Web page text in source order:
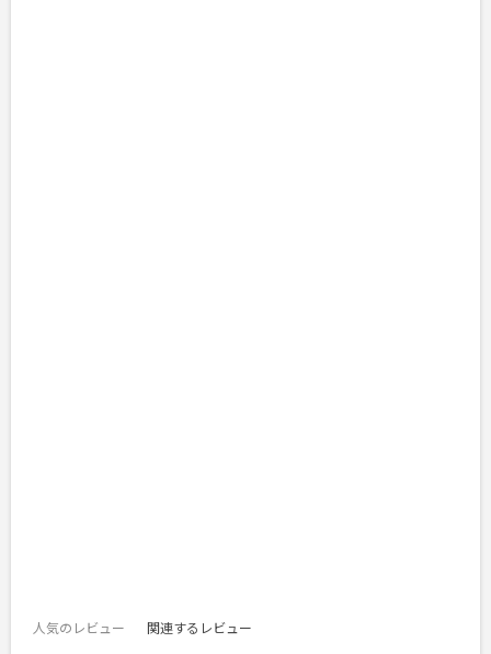
人気のレビュー 関連するレビュー